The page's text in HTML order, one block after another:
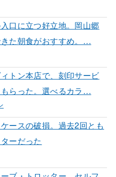
口に立つ好立地。岡山郷
た朝食がおすすめ。…
トン本店で、刻印サービ
らった。選べるカラ…
ースの破損。過去2回とも
ーだった